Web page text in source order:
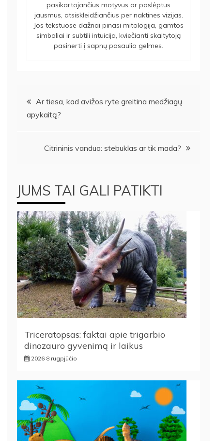
pasikartojančius motyvus ar paslėptus
jausmus, atsiskleidžiančius per naktines vizijas.
Jos tekstuose dažnai pinasi mitologija, gamtos
simboliai ir subtili intuicija, kviečianti skaitytoją
pasinerti į sapnų pasaulio gelmes.
Navigacija
tarp
įrašų
Ar tiesa, kad avižos ryte greitina medžiagų
apykaitą?
Citrininis vanduo: stebuklas ar tik mada?
JUMS TAI GALI PATIKTI
Triceratopsas: faktai apie trigarbio
dinozauro gyvenimą ir laikus
2026 8 rugpjūčio